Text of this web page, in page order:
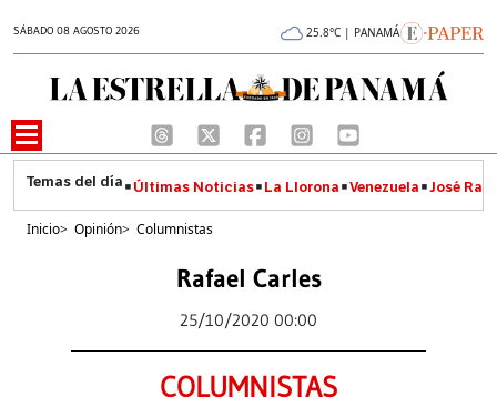
SÁBADO 08 AGOSTO 2026 25.8°C | PANAMÁ
Últimas Noticias La Llorona Venezuela José
Inicio> Opinión> Columnistas
Rafael Carles
25/10/2020 00:00
COLUMNISTAS